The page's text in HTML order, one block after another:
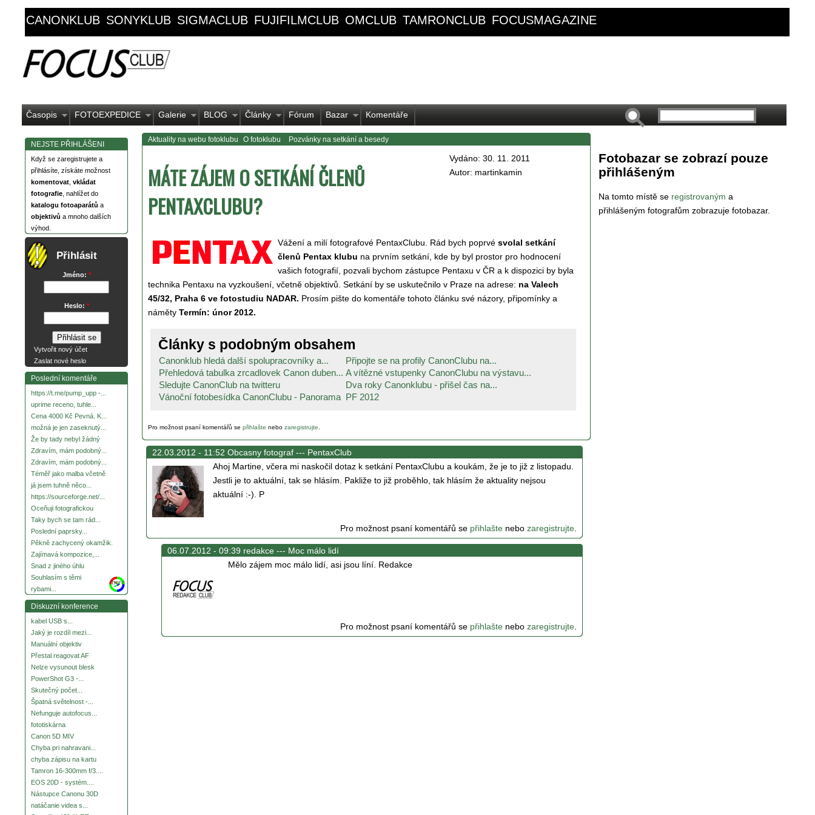
CANONKLUB SONYKLUB SIGMACLUB FUJIFILMCLUB OMCLUB TAMRONCLUB FOCUSMAGAZINE
Časopis FOTOEXPEDICE Galerie BLOG Články Fórum Bazar Komentáře
NEJSTE PŘIHLÁŠENI
Když se zaregistrujete a
přihlásíte, získáte možnost
komentovat vkládat
fotografie , nahlížet do
katalogu fotoaparátů a
objektivů a mnoho dalších
výhod.
Přihlásit
Jméno: *
Heslo: *
Vytvořit nový účet
Zaslat nové heslo
Poslední komentáře
https://t.me/pump_upp -...
uprime receno, tuhle...
Cena 4000 Kč Pevná. K...
možná je jen zaseknutý...
Že by tady nebyl žádný
Zdravím, mám podobný...
Zdravím, mám podobný...
Téměř jako malba včetně
já jsem tuhně něco...
https://sourceforge.net/...
Oceňuji fotografickou
Taky bych se tam rád...
Poslední paprsky...
Pěkně zachycený okamžik.
Zajímavá kompozice,...
Snad z jiného úhlu
Souhlasím s těmi
rybami...
more
Diskuzní konference
kabel USB s...
Jaký je rozdíl mezi...
Manuální objektiv
Přestal reagovat AF
Nelze vysunout blesk
PowerShot G3 -...
Skutečný počet...
Špatná světelnost -...
Nefunguje autofocus...
fototiskárna
Canon 5D MIV
Chyba pri nahravani...
chyba zápisu na kartu
Tamron 16-300mm f/3....
EOS 20D - systém....
Nástupce Canonu 30D
natáčanie videa s...
Aktuality na webu fotoklubu O fotoklubu Pozvánky na setkání a besedy
MÁTE ZÁJEM O SETKÁNÍ ČLENŮ
PENTAXCLUBU?
Vydáno: 30. 11. 2011
Autor: martinkamin
Vážení a milí fotografové PentaxClubu. Rád bych poprvé svolal setkání
členů Pentax klubu na prvním setkání, kde by byl prostor pro hodnocení
vašich fotografií, pozvali bychom zástupce Pentaxu v ČR a k dispozici by byla
technika Pentaxu na vyzkoušení, včetně objektivů. Setkání by se uskutečnilo v Praze na adrese: na Valech
45/32, Praha 6 ve fotostudiu NADAR. Prosím pište do komentáře tohoto článku své názory, připomínky a
náměty Termín: únor 2012.
Články s podobným obsahem
Canonklub hledá další spolupracovníky a...
Připojte se na profily CanonClubu na...
Přehledová tabulka zrcadlovek Canon duben... A vítězné vstupenky CanonClubu na výstavu...
Sledujte CanonClub na twitteru
Dva roky Canonklubu - přišel čas na...
Vánoční fotobesídka CanonClubu - Panorama PF 2012
Pro možnost psaní komentářů se přihlašte nebo zaregistrujte
22.03.2012 - 11:52 Obcasny fotograf --- PentaxClub
Ahoj Martine, včera mi naskočil dotaz k setkání PentaxClubu a koukám, že je to již z listopadu.
Jestli je to aktuální, tak se hlásím. Pakliže to již proběhlo, tak hlásím že aktuality nejsou
aktuální :-). P
Pro možnost psaní komentářů se přihlašte nebo zaregistrujte
06.07.2012 - 09:39 redakce --- Moc málo lidí
Mělo zájem moc málo lidí, asi jsou líní. Redakce
Pro možnost psaní komentářů se přihlašte nebo zaregistrujte
Fotobazar se zobrazí pouze
přihlášeným
Na tomto místě se registrovaným a
přihlášeným fotografům zobrazuje fotobazar.